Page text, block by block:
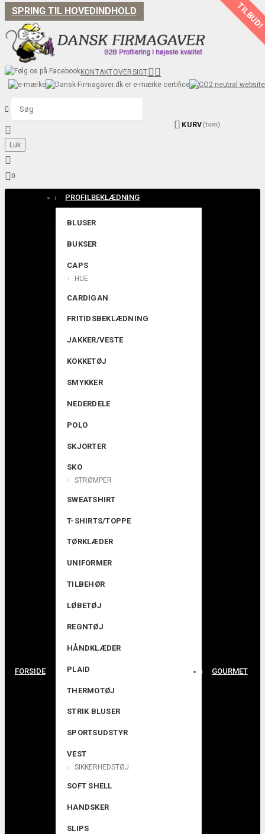
SPRING TIL HOVEDINDHOLD
KONTAKTOVERSIGT


Luk
 KURV(tom)

0
FORSIDE
PROFILBEKLÆDNING
BLUSER
BUKSER
CAPS
HUE
CARDIGAN
FRITIDSBEKLÆDNING
JAKKER/VESTE
KOKKETØJ
SMYKKER
NEDERDELE
POLO
SKJORTER
SKO
STRØMPER
SWEATSHIRT
T-SHIRTS/TOPPE
TØRKLÆDER
UNIFORMER
TILBEHØR
LØBETØJ
REGNTØJ
HÅNDKLÆDER
PLAID
THERMOTØJ
STRIK BLUSER
SPORTSUDSTYR
VEST
SIKKERHEDSTØJ
SOFT SHELL
HANDSKER
SLIPS
GOURMET
TILBUD!